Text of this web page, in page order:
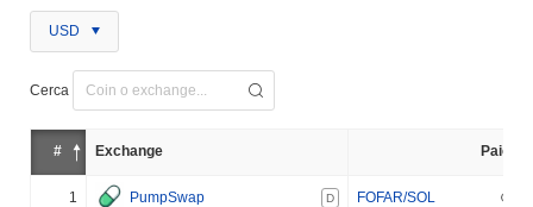
USD
Cerca
# Exchange Paio
1 PumpSwap D FOFAR/SOL